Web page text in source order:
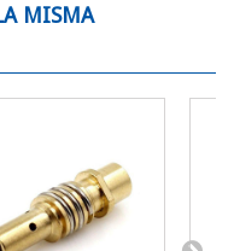
MISMA